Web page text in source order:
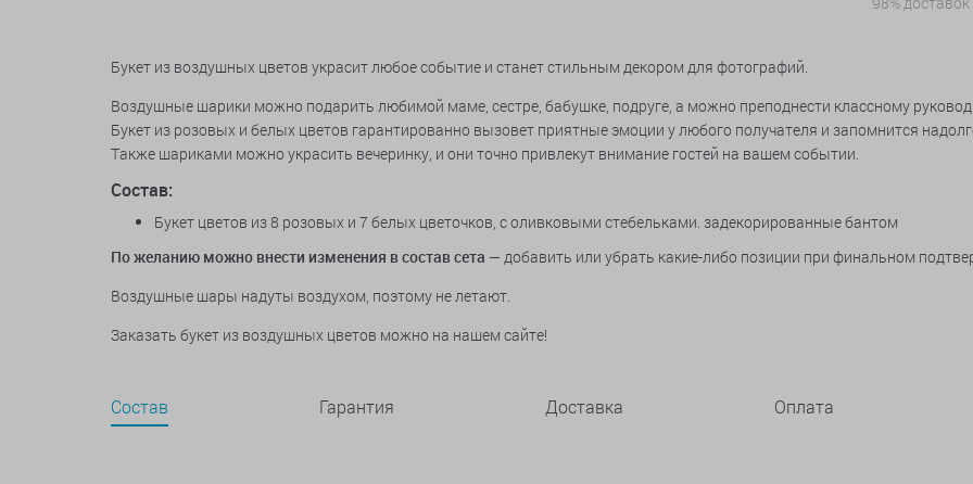
Букет из воздушных цветов украсит любое событие и станет стильным декором для фотографий.
Воздушные шарики можно подарить любимой маме, сестре, бабушке, подруге, а можно преподнести классному
Букет из розовых и белых цветов гарантированно вызовет приятные эмоции у любого получателя и запомнится
Также шариками можно украсить вечеринку, и они точно привлекут внимание гостей на вашем событии.
Состав:
Букет цветов из 8 розовых и 7 белых цветочков, с оливковыми стебельками. задекорированные бантом
По желанию можно внести изменения в состав сета — добавить или убрать какие-либо позиции при финальном
Воздушные шары надуты воздухом, поэтому не летают.
Заказать букет из воздушных цветов можно на нашем сайте!
Состав Гарантия Доставка Оплата